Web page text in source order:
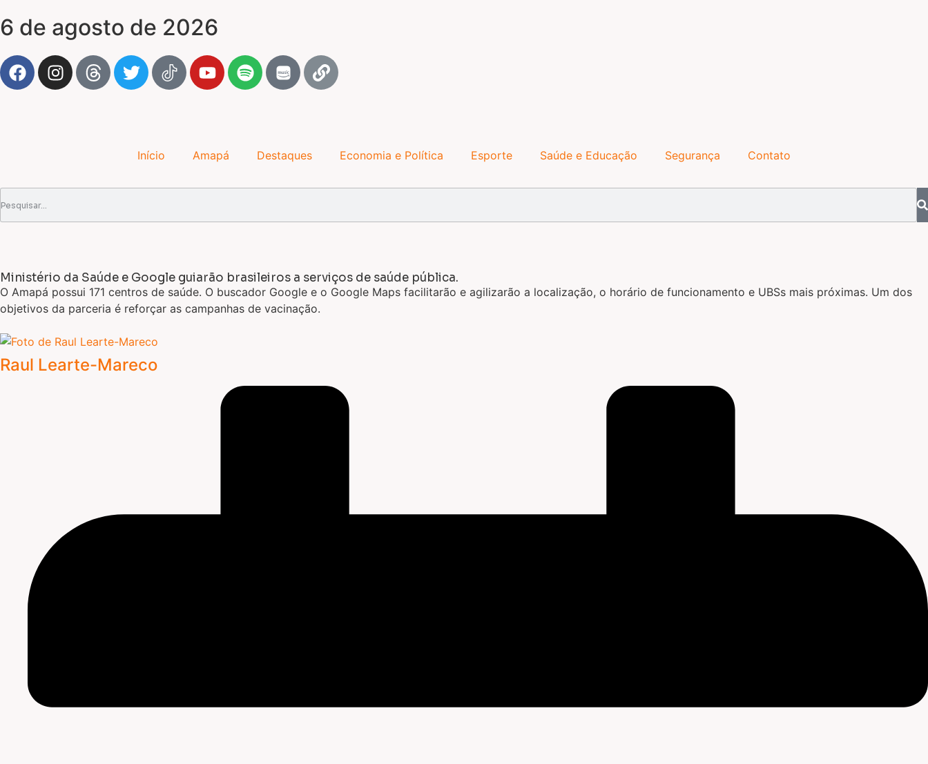
6 de agosto de 2026
Início Amapá Destaques Economia e Política Esporte Saúde e Educação Segurança Contato
Ministério da Saúde e Google guiarão brasileiros a serviços de saúde pública.
O Amapá possui 171 centros de saúde. O buscador Google e o Google Maps facilitarão e agilizarão a localização, o horário de funcionamento e UBSs mais próximas. Um dos
objetivos da parceria é reforçar as campanhas de vacinação.
Raul Learte-Mareco